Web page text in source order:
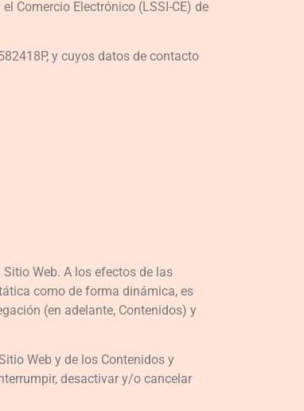
Comercio Electrónico (LSSI-CE) de
y cuyos datos de contacto
Web. A los efectos de las
como de forma dinámica, es
(en adelante, Contenidos) y
Web y de los Contenidos y
desactivar y/o cancelar